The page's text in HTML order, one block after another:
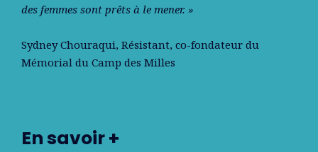
des femmes sont prêts à le mener. »
Sydney Chouraqui, Résistant, co-fondateur du
Mémorial du Camp des Milles
En savoir +